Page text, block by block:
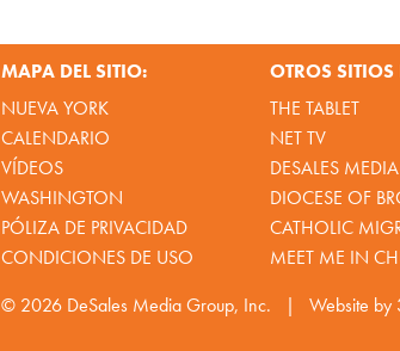
MAPA DEL SITIO:
NUEVA YORK
CALENDARIO
VÍDEOS
WASHINGTON
PÓLIZA DE PRIVACIDAD
CONDICIONES DE USO
OTROS SITIOS
THE TABLET
NET TV
DESALES MEDIA
DIOCESE OF
CATHOLIC
MEET ME IN
© 2026 DeSales Media Group, Inc. | Website by